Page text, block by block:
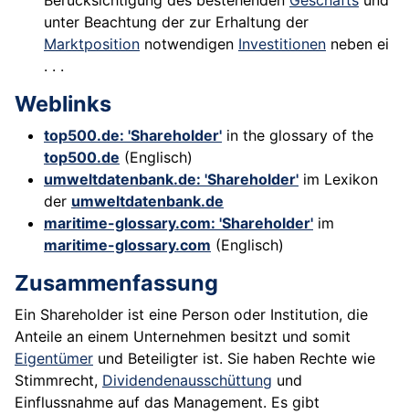
unter Beachtung der zur Erhaltung der
Marktposition notwendigen Investitionen neben ei
. . .
Weblinks
top500.de: 'Shareholder' in the glossary of the
top500.de (Englisch)
umweltdatenbank.de: 'Shareholder' im Lexikon
der umweltdatenbank.de
maritime-glossary.com: 'Shareholder' im
maritime-glossary.com (Englisch)
Zusammenfassung
Ein Shareholder ist eine Person oder Institution, die
Anteile an einem Unternehmen besitzt und somit
Eigentümer und Beteiligter ist. Sie haben Rechte wie
Stimmrecht, Dividendenausschüttung und
Einflussnahme auf das Management. Es gibt